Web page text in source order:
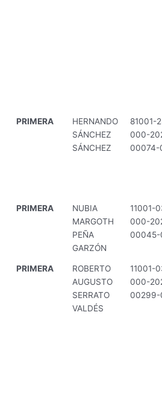
PRIMERA
HERNANDO
SÁNCHEZ
SÁNCHEZ
81001-
000-
00074-
PRIMERA
NUBIA
MARGOTH
PEÑA
GARZÓN
11001-
000-
00045-
PRIMERA
ROBERTO
AUGUSTO
SERRATO
VALDÉS
11001-
000-
00299-